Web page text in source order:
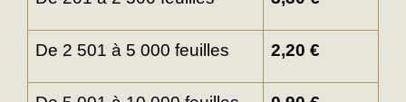
De 2 501 à 5 000 feuilles 2,20 €